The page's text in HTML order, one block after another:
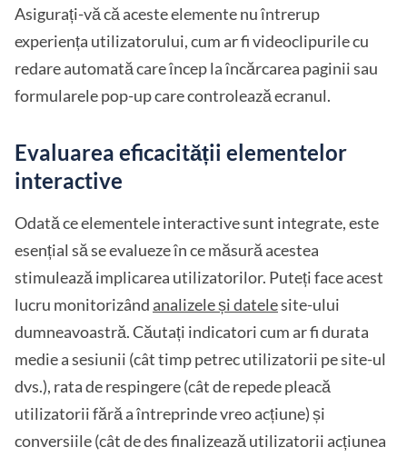
Asigurați-vă că aceste elemente nu întrerup
experiența utilizatorului, cum ar fi videoclipurile cu
redare automată care încep la încărcarea paginii sau
formularele pop-up care controlează ecranul.
Evaluarea eficacității elementelor
interactive
Odată ce elementele interactive sunt integrate, este
esențial să se evalueze în ce măsură acestea
stimulează implicarea utilizatorilor. Puteți face acest
lucru monitorizând analizele și datelesite-ului
dumneavoastră. Căutați indicatori cum ar fi durata
medie a sesiunii (cât timp petrec utilizatorii pe site-ul
dvs.), rata de respingere (cât de repede pleacă
utilizatorii fără a întreprinde vreo acțiune) și
conversiile (cât de des finalizează utilizatorii acțiunea